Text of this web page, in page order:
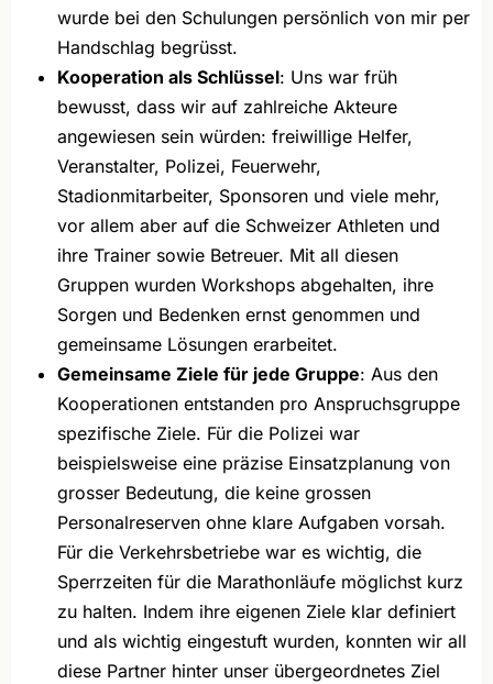
wurde bei den Schulungen persönlich von mir per
Handschlag begrüsst.
Kooperation als Schlüssel: Uns war früh
bewusst, dass wir auf zahlreiche Akteure
angewiesen sein würden: freiwillige Helfer,
Veranstalter, Polizei, Feuerwehr,
Stadionmitarbeiter, Sponsoren und viele mehr,
vor allem aber auf die Schweizer Athleten und
ihre Trainer sowie Betreuer. Mit all diesen
Gruppen wurden Workshops abgehalten, ihre
Sorgen und Bedenken ernst genommen und
gemeinsame Lösungen erarbeitet.
Gemeinsame Ziele für jede Gruppe: Aus den
Kooperationen entstanden pro Anspruchsgruppe
spezifische Ziele. Für die Polizei war
beispielsweise eine präzise Einsatzplanung von
grosser Bedeutung, die keine grossen
Personalreserven ohne klare Aufgaben vorsah.
Für die Verkehrsbetriebe war es wichtig, die
Sperrzeiten für die Marathonläufe möglichst kurz
zu halten. Indem ihre eigenen Ziele klar definiert
und als wichtig eingestuft wurden, konnten wir all
diese Partner hinter unser übergeordnetes Ziel